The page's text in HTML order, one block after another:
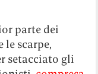
parte dei
le scarpe,
setacciato gli